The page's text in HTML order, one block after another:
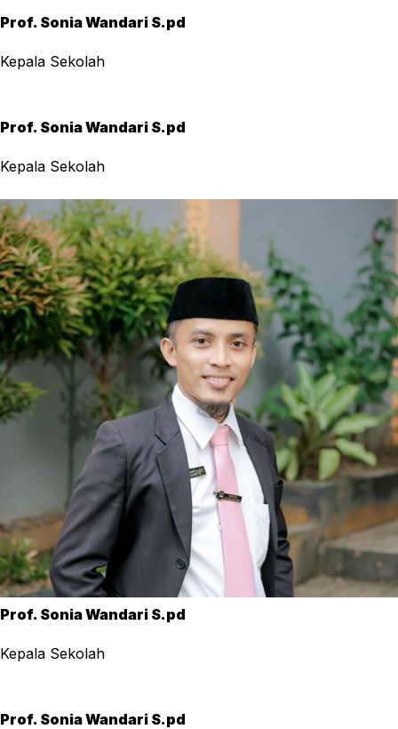
Prof. Sonia Wandari S.pd
Kepala Sekolah
Prof. Sonia Wandari S.pd
Kepala Sekolah
Prof. Sonia Wandari S.pd
Kepala Sekolah
Prof. Sonia Wandari S.pd